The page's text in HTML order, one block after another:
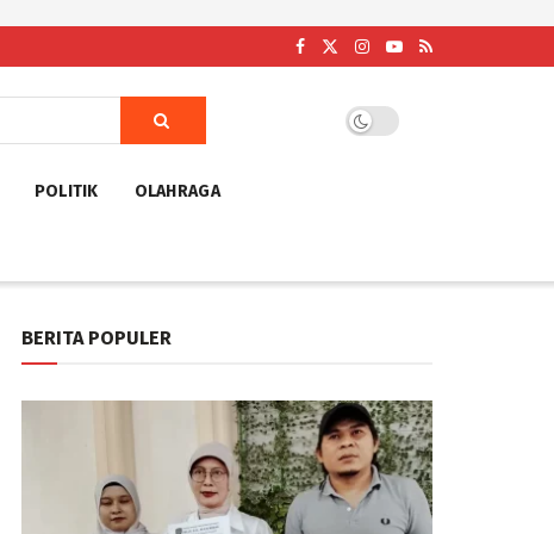
POLITIK OLAHRAGA
BERITA POPULER